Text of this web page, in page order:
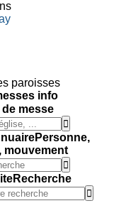
paroisses
de messe
Personne,
mouvement
Recherche